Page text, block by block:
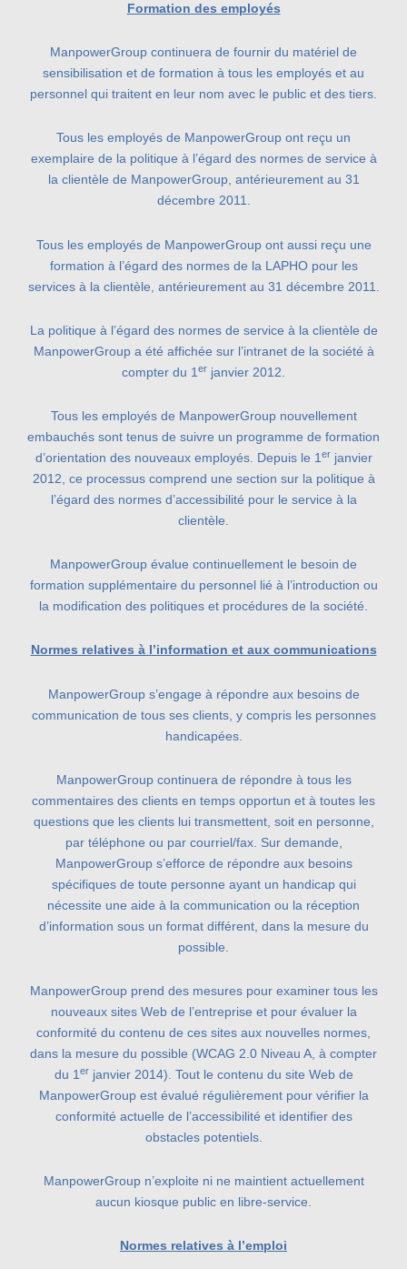
Formation des employés
ManpowerGroup continuera de fournir du matériel de
sensibilisation et de formation à tous les employés et au
personnel qui traitent en leur nom avec le public et des tiers.
Tous les employés de ManpowerGroup ont reçu un
exemplaire de la politique à l’égard des normes de service à
la clientèle de ManpowerGroup, antérieurement au 31
décembre 2011.
Tous les employés de ManpowerGroup ont aussi reçu une
formation à l’égard des normes de la LAPHO pour les
services à la clientèle, antérieurement au 31 décembre 2011.
La politique à l’égard des normes de service à la clientèle de
ManpowerGroup a été affichée sur l’intranet de la société à
compter du 1 er janvier 2012.
Tous les employés de ManpowerGroup nouvellement
embauchés sont tenus de suivre un programme de formation
d’orientation des nouveaux employés. Depuis le 1 erjanvier
2012, ce processus comprend une section sur la politique à
l’égard des normes d’accessibilité pour le service à la
clientèle.
ManpowerGroup évalue continuellement le besoin de
formation supplémentaire du personnel lié à l’introduction ou
la modification des politiques et procédures de la société.
Normes relatives à l’information et aux communications
ManpowerGroup s’engage à répondre aux besoins de
communication de tous ses clients, y compris les personnes
handicapées.
ManpowerGroup continuera de répondre à tous les
commentaires des clients en temps opportun et à toutes les
questions que les clients lui transmettent, soit en personne,
par téléphone ou par courriel/fax. Sur demande,
ManpowerGroup s’efforce de répondre aux besoins
spécifiques de toute personne ayant un handicap qui
nécessite une aide à la communication ou la réception
d’information sous un format différent, dans la mesure du
possible.
ManpowerGroup prend des mesures pour examiner tous les
nouveaux sites Web de l’entreprise et pour évaluer la
conformité du contenu de ces sites aux nouvelles normes,
dans la mesure du possible (WCAG 2.0 Niveau A, à compter
du 1 erjanvier 2014). Tout le contenu du site Web de
ManpowerGroup est évalué régulièrement pour vérifier la
conformité actuelle de l’accessibilité et identifier des
obstacles potentiels.
ManpowerGroup n’exploite ni ne maintient actuellement
aucun kiosque public en libre-service.
Normes relatives à l’emploi